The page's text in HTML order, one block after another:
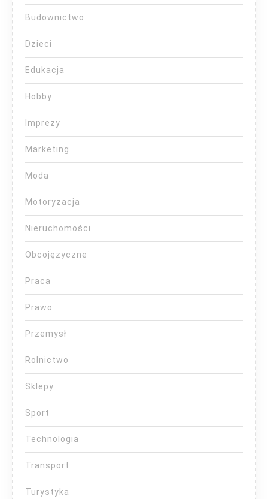
Budownictwo
Dzieci
Edukacja
Hobby
Imprezy
Marketing
Moda
Motoryzacja
Nieruchomości
Obcojęzyczne
Praca
Prawo
Przemysł
Rolnictwo
Sklepy
Sport
Technologia
Transport
Turystyka